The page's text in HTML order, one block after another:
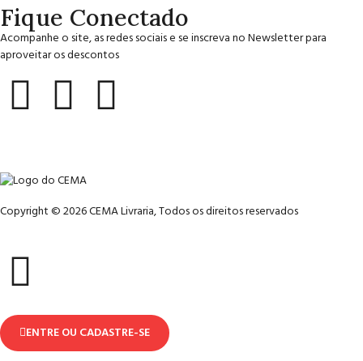
Fique Conectado
Acompanhe o site, as redes sociais e se inscreva no Newsletter para
aproveitar os descontos
Copyright © 2026 CEMA Livraria, Todos os direitos reservados
ENTRE OU CADASTRE-SE